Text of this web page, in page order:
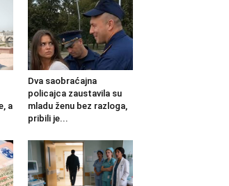
a
Dva saobraćajna
policajca zaustavila su
mladu ženu bez razloga,
pribili je...